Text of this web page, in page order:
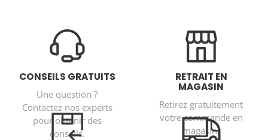
CONSEILS GRATUITS
Une question ?
Contactez nos experts
pour obtenir des
conseils.
RETRAIT EN
MAGASIN
Retirez gratuitement
votre commande en
magasin.